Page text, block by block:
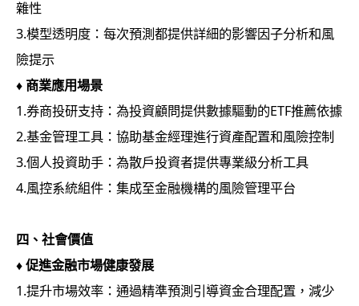
雜性
3.模型透明度：每次預測都提供詳細的影響因子分析和風
險提示
♦ 商業應用場景
1.券商投研支持：為投資顧問提供數據驅動的ETF推薦依據
2.基金管理工具：協助基金經理進行資產配置和風險控制
3.個人投資助手：為散戶投資者提供專業級分析工具
4.風控系統組件：集成至金融機構的風險管理平台
四、 社會價值
♦促進金融市場健康發展
1.提升市場效率：通過精準預測引導資金合理配置，減少